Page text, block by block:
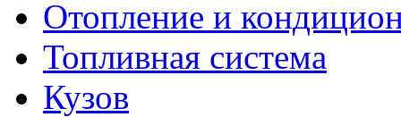
Отопление и
Топливная система
Кузов